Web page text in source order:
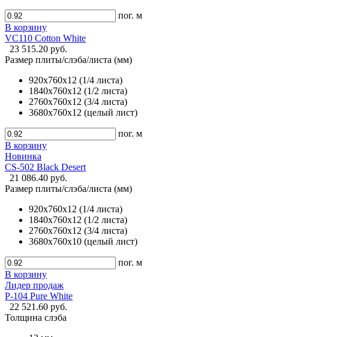
пог. м
В корзину
VC110 Cotton White
23 515.20 руб.
Размер плиты/слэба/листа (мм)
920х760х12 (1/4 листа)
1840х760х12 (1/2 листа)
2760х760х12 (3/4 листа)
3680х760х12 (целый лист)
пог. м
В корзину
Новинка
CS-502 Black Desert
21 086.40 руб.
Размер плиты/слэба/листа (мм)
920х760х12 (1/4 листа)
1840х760х12 (1/2 листа)
2760х760х12 (3/4 листа)
3680х760х10 (целый лист)
пог. м
В корзину
Лидер продаж
P-104 Pure White
22 521.60 руб.
Толщина слэба